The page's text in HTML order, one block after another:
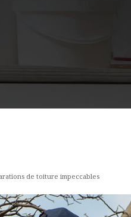
de toiture impeccables